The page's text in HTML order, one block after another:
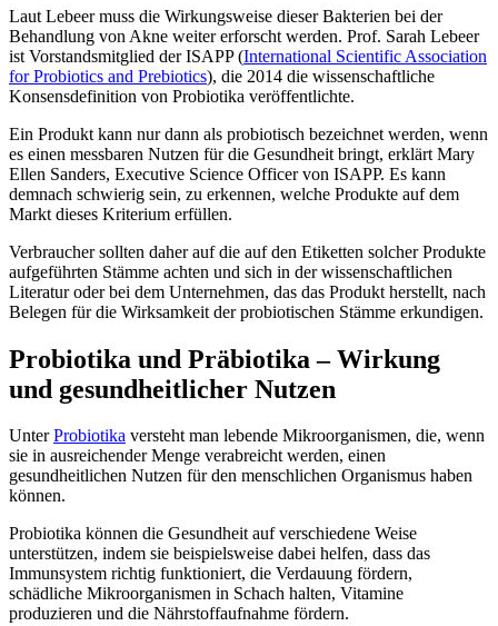
Laut Lebeer muss die Wirkungsweise dieser Bakterien bei der
Behandlung von Akne weiter erforscht werden. Prof. Sarah Lebeer
ist Vorstandsmitglied der ISAPP (International Scientific Association
for Probiotics and Prebiotics), die 2014 die wissenschaftliche
Konsensdefinition von Probiotika veröffentlichte.
Ein Produkt kann nur dann als probiotisch bezeichnet werden, wenn
es einen messbaren Nutzen für die Gesundheit bringt, erklärt Mary
Ellen Sanders, Executive Science Officer von ISAPP. Es kann
demnach schwierig sein, zu erkennen, welche Produkte auf dem
Markt dieses Kriterium erfüllen.
Verbraucher sollten daher auf die auf den Etiketten solcher Produkte
aufgeführten Stämme achten und sich in der wissenschaftlichen
Literatur oder bei dem Unternehmen, das das Produkt herstellt, nach
Belegen für die Wirksamkeit der probiotischen Stämme erkundigen.
Probiotika und Präbiotika – Wirkung
und gesundheitlicher Nutzen
UnterProbiotika versteht man lebende Mikroorganismen, die, wenn
sie in ausreichender Menge verabreicht werden, einen
gesundheitlichen Nutzen für den menschlichen Organismus haben
können.
Probiotika können die Gesundheit auf verschiedene Weise
unterstützen, indem sie beispielsweise dabei helfen, dass das
Immunsystem richtig funktioniert, die Verdauung fördern,
schädliche Mikroorganismen in Schach halten, Vitamine
produzieren und die Nährstoffaufnahme fördern.